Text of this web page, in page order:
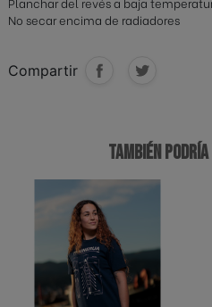
No secar encima de radiadores
Compartir
TAMBIÉN